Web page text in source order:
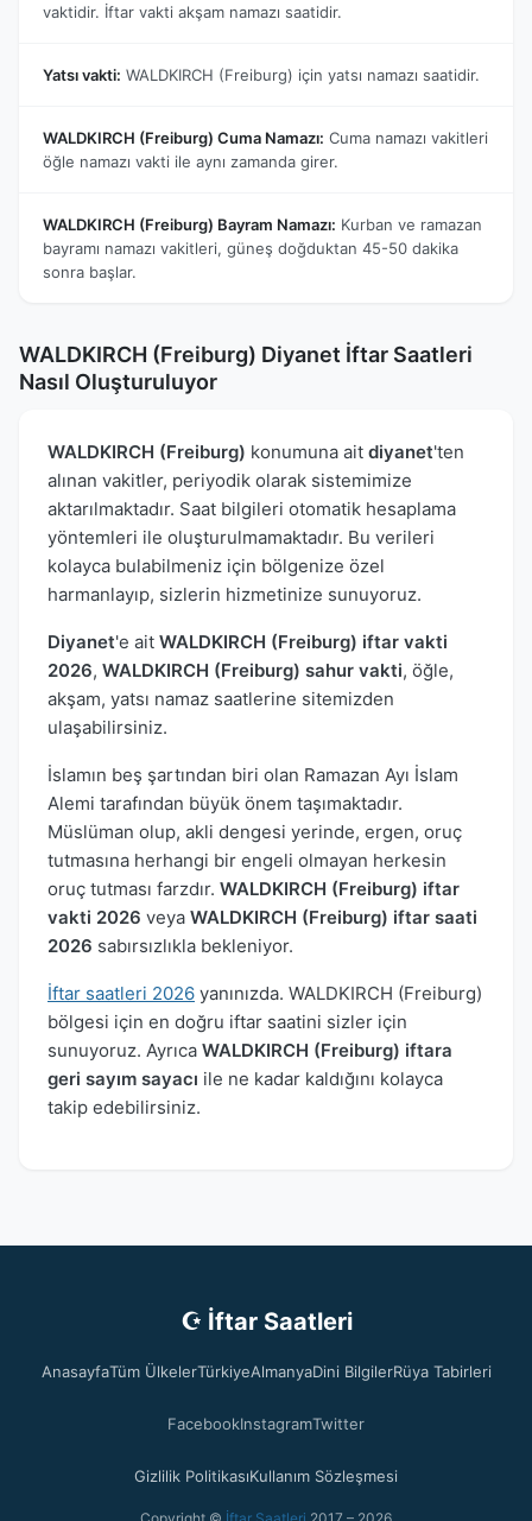
vaktidir. İftar vakti akşam namazı saatidir.
Yatsı vakti: WALDKIRCH (Freiburg) için yatsı namazı saatidir.
WALDKIRCH (Freiburg) Cuma Namazı: Cuma namazı vakitleri
öğle namazı vakti ile aynı zamanda girer.
WALDKIRCH (Freiburg) Bayram Namazı: Kurban ve ramazan
bayramı namazı vakitleri, güneş doğduktan 45-50 dakika
sonra başlar.
WALDKIRCH (Freiburg) Diyanet İftar Saatleri
Nasıl Oluşturuluyor
WALDKIRCH (Freiburg) konumuna ait diyanet'ten
alınan vakitler, periyodik olarak sistemimize
aktarılmaktadır. Saat bilgileri otomatik hesaplama
yöntemleri ile oluşturulmamaktadır. Bu verileri
kolayca bulabilmeniz için bölgenize özel
harmanlayıp, sizlerin hizmetinize sunuyoruz.
Diyanet'e ait WALDKIRCH (Freiburg) iftar vakti
2026, WALDKIRCH (Freiburg) sahur vakti, öğle,
akşam, yatsı namaz saatlerine sitemizden
ulaşabilirsiniz.
İslamın beş şartından biri olan Ramazan Ayı İslam
Alemi tarafından büyük önem taşımaktadır.
Müslüman olup, akli dengesi yerinde, ergen, oruç
tutmasına herhangi bir engeli olmayan herkesin
oruç tutması farzdır. WALDKIRCH (Freiburg) iftar
vakti 2026 veya WALDKIRCH (Freiburg) iftar saati
2026 sabırsızlıkla bekleniyor.
İftar saatleri 2026 yanınızda. WALDKIRCH (Freiburg)
bölgesi için en doğru iftar saatini sizler için
sunuyoruz. Ayrıca WALDKIRCH (Freiburg) iftara
geri sayım sayacı ile ne kadar kaldığını kolayca
takip edebilirsiniz.
☪ İftar Saatleri
AnasayfaTüm ÜlkelerTürkiyeAlmanyaDini BilgilerRüya Tabirleri
FacebookInstagramTwitter
Gizlilik PolitikasıKullanım Sözleşmesi